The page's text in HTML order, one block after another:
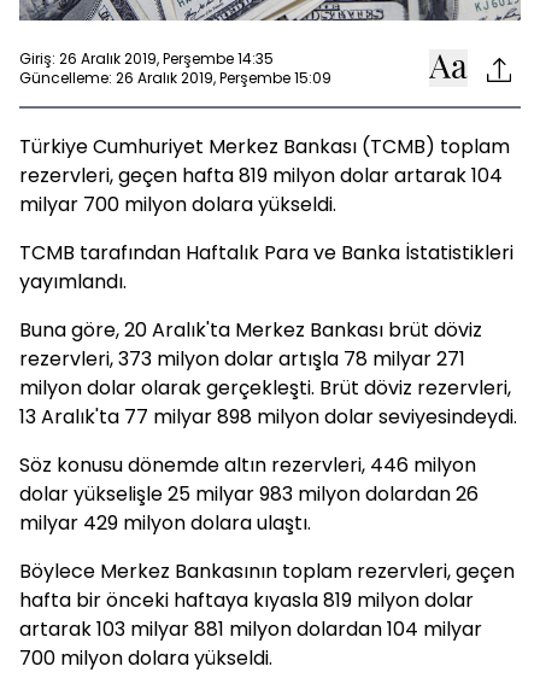
Giriş: 26 Aralık 2019, Perşembe 14:35
Güncelleme: 26 Aralık 2019, Perşembe 15:09
Türkiye Cumhuriyet Merkez Bankası (TCMB) toplam
rezervleri, geçen hafta 819 milyon dolar artarak 104
milyar 700 milyon dolara yükseldi.
TCMB tarafından Haftalık Para ve Banka İstatistikleri
yayımlandı.
Buna göre, 20 Aralık'ta Merkez Bankası brüt döviz
rezervleri, 373 milyon dolar artışla 78 milyar 271
milyon dolar olarak gerçekleşti. Brüt döviz rezervleri,
13 Aralık'ta 77 milyar 898 milyon dolar seviyesindeydi.
Söz konusu dönemde altın rezervleri, 446 milyon
dolar yükselişle 25 milyar 983 milyon dolardan 26
milyar 429 milyon dolara ulaştı.
Böylece Merkez Bankasının toplam rezervleri, geçen
hafta bir önceki haftaya kıyasla 819 milyon dolar
artarak 103 milyar 881 milyon dolardan 104 milyar
700 milyon dolara yükseldi.